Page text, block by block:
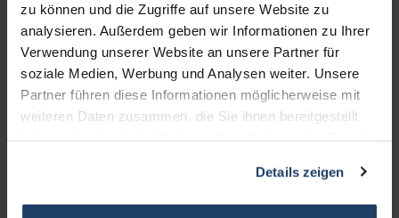
zu können und die Zugriffe auf unsere Website zu
analysieren. Außerdem geben wir Informationen zu Ihrer
Verwendung unserer Website an unsere Partner für
soziale Medien, Werbung und Analysen weiter. Unsere
Partner führen diese Informationen möglicherweise mit
weiteren Daten zusammen, die Sie ihnen bereitgestellt
Details zeigen